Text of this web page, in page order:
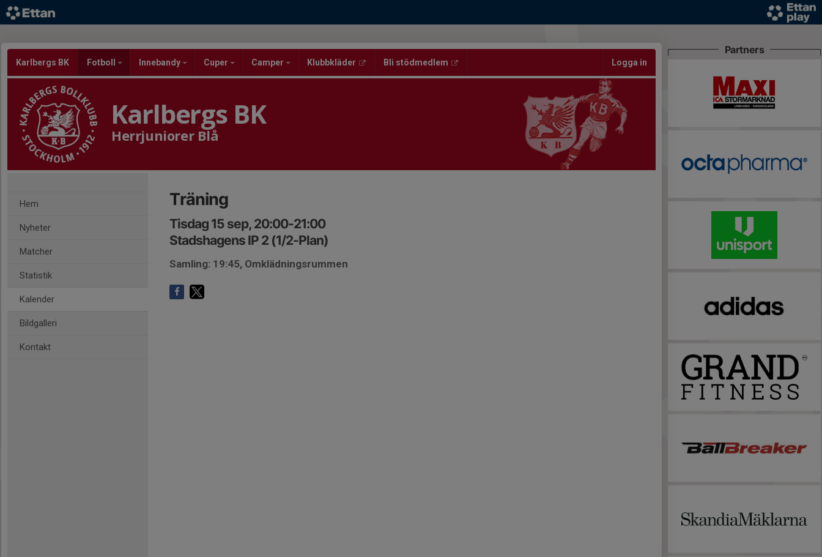
Karlbergs BK Fotboll Innebandy Cuper Camper Klubbkläder Bli stödmedlem Logga in
Karlbergs BK
Herrjuniorer Blå
Hem
Nyheter
Matcher
Statistik
Kalender
Bildgalleri
Kontakt
Träning
Tisdag 15 sep, 20:00-21:00
Stadshagens IP 2 (1/2-Plan)
Samling: 19:45, Omklädningsrummen
Partners